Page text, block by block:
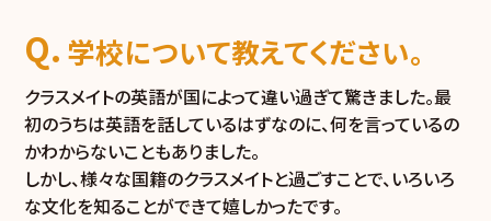
学校について教えてください。
クラスメイトの英語が国によって違い過ぎて驚きました。最
初のうちは英語を話しているはずなのに、何を言っているの
かわからないこともありました。
しかし、様々な国籍のクラスメイトと過ごすことで、いろいろ
な文化を知ることができて嬉しかったです。